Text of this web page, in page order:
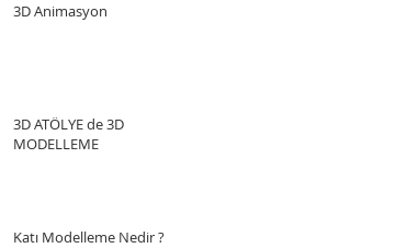
3D Animasyon
3D ATÖLYE de 3D
MODELLEME
Katı Modelleme Nedir ?